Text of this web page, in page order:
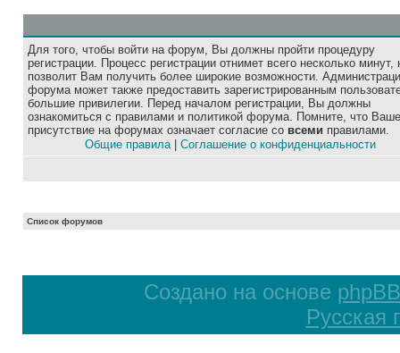
Для того, чтобы войти на форум, Вы должны пройти процедуру
регистрации. Процесс регистрации отнимет всего несколько минут,
позволит Вам получить более широкие возможности.
форума может также предоставить зарегистрированным
большие привилегии. Перед началом регистрации, Вы должны
ознакомиться с правилами и политикой форума. Помните, что Ваше
присутствие на форумах означает согласие со всеми правилами.
Общие правила| Соглашение о конфиденциальности
Список форумов
Создано на основе phpBB
Русская